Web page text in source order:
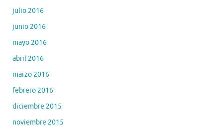
julio 2016
junio 2016
mayo 2016
abril 2016
marzo 2016
febrero 2016
diciembre 2015
noviembre 2015